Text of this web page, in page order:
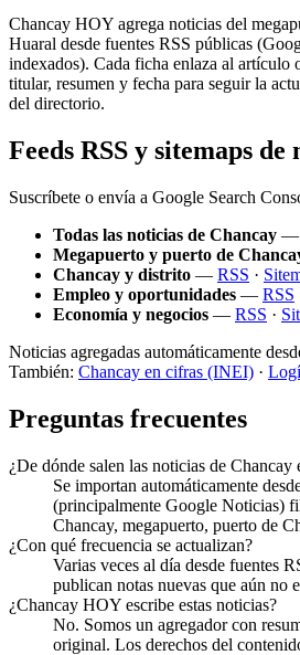
Chancay HOY agrega noticias del
Huaral desde fuentes RSS públicas
indexados). Cada ficha enlaza al artículo
titular, resumen y fecha para seguir la
del directorio.
Feeds RSS y sitemaps de
Suscríbete o envía a Google Search
Todas las noticias de Chancay —
Megapuerto y puerto de
Chancay y distrito — RSS ·
Empleo y oportunidades — RSS
Economía y negocios — RSS ·
Noticias agregadas automáticamente
También: Chancay en cifras (INEI) ·
Preguntas frecuentes
¿De dónde salen las noticias de Chancay
Se importan automáticamente
(principalmente Google Noticias)
Chancay, megapuerto, puerto de
¿Con qué frecuencia se actualizan?
Varias veces al día desde fuentes
publican notas nuevas que aún no
¿Chancay HOY escribe estas noticias?
No. Somos un agregador con
original. Los derechos del